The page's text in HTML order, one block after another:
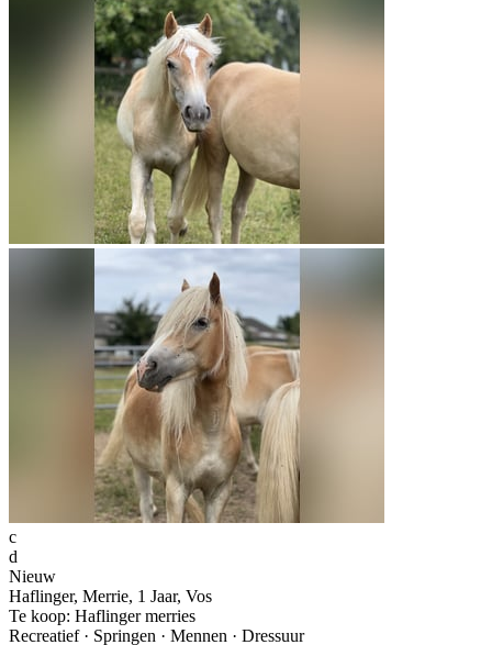
c
d
Nieuw
Haflinger, Merrie, 1 Jaar, Vos
Te koop: Haflinger merries
Recreatief · Springen · Mennen · Dressuur